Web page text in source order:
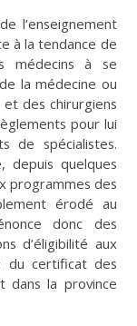
l’enseignement
à la tendance de
médecins à se
la médecine ou
des chirurgiens
pour lui
de spécialistes.
depuis quelques
programmes des
érodé au
donc des
d’éligibilité aux
du certificat des
dans la province